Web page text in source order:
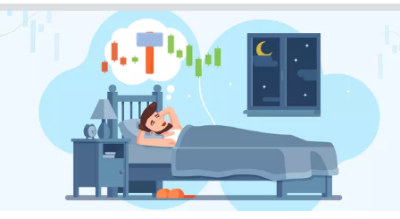
Número telefónico
1
93
355
213
1684
Programar una llamada
00:00
Ingresa tu email